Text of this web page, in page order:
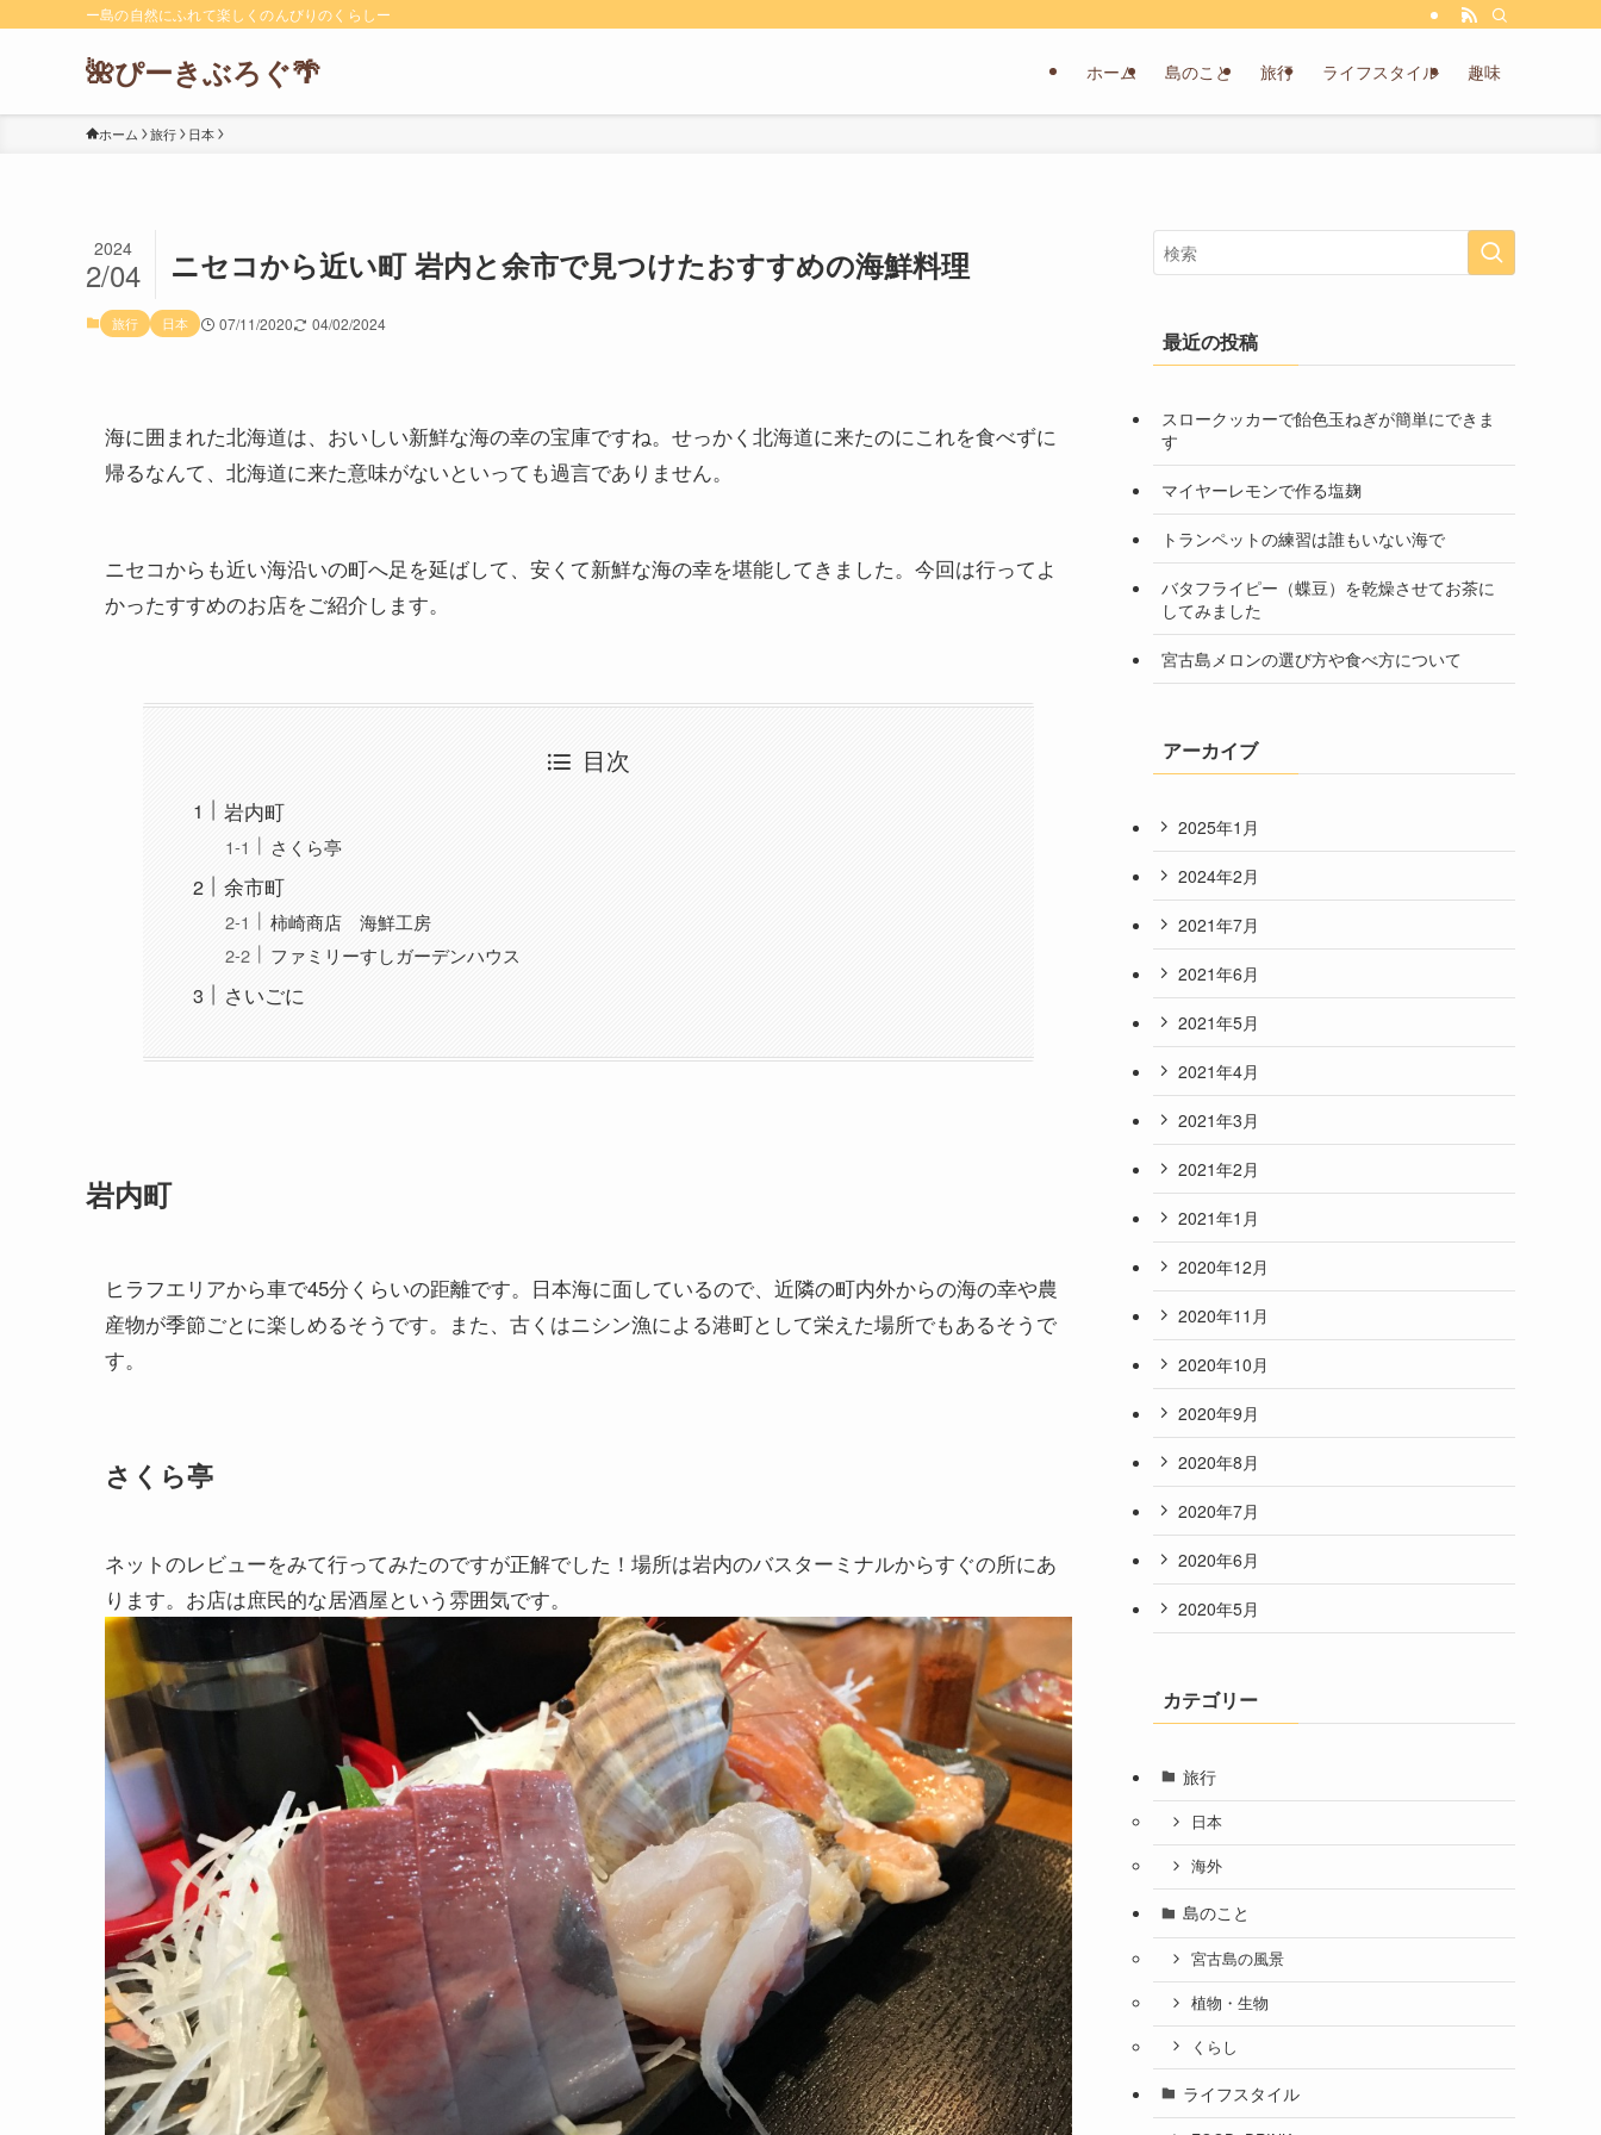
ー島の自然にふれて楽しくのんびりのくらしー
🌺ぴーきぶろぐ🌴 ホーム 島のこと 旅行 ライフスタイル 趣味
ホーム 旅行 日本
ニセコから近い町 岩内と余市で見つけたおすすめの海鮮料理
2024
2/04
旅行 日本 07/11/2020 04/02/2024
海に囲まれた北海道は、おいしい新鮮な海の幸の宝庫ですね。せっかく北海道に来たのにこれを食べずに
帰るなんて、北海道に来た意味がないといっても過言でありません。
ニセコからも近い海沿いの町へ足を延ばして、安くて新鮮な海の幸を堪能してきました。今回は行ってよ
かったすすめのお店をご紹介します。
目次
岩内町
さくら亭
余市町
柿崎商店 海鮮工房
ファミリーすしガーデンハウス
さいごに
岩内町
ヒラフエリアから車で45分くらいの距離です。日本海に面しているので、近隣の町内外からの海の幸や農
産物が季節ごとに楽しめるそうです。また、古くはニシン漁による港町として栄えた場所でもあるそうで
す。
さくら亭
ネットのレビューをみて行ってみたのですが正解でした！場所は岩内のバスターミナルからすぐの所にあ
ります。お店は庶民的な居酒屋という雰囲気です。
最近の投稿
スロークッカーで飴色玉ねぎが簡単にできま
す
マイヤーレモンで作る塩麹
トランペットの練習は誰もいない海で
バタフライピー（蝶豆）を乾燥させてお茶に
してみました
宮古島メロンの選び方や食べ方について
アーカイブ
2025年1月
2024年2月
2021年7月
2021年6月
2021年5月
2021年4月
2021年3月
2021年2月
2021年1月
2020年12月
2020年11月
2020年10月
2020年9月
2020年8月
2020年7月
2020年6月
2020年5月
カテゴリー
旅行
日本
海外
島のこと
宮古島の風景
植物・生物
くらし
ライフスタイル